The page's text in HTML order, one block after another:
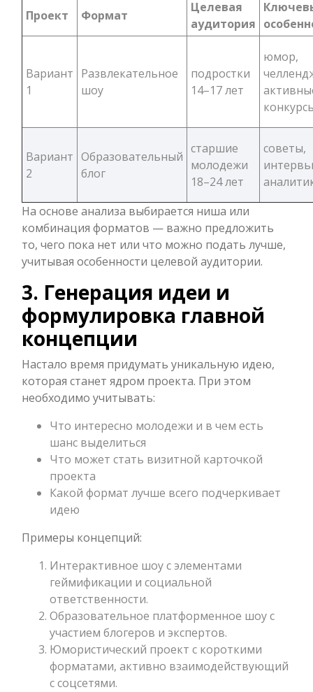
Проект Формат
Целевая
аудитория
Вариант
1
Развлекательное
шоу
подростки
14–17 лет
юмор,
Вариант
2
Образовательный
блог
старшие
молодежи
18–24 лет
советы,
На основе анализа выбирается ниша или
комбинация форматов — важно предложить
то, чего пока нет или что можно подать лучше,
учитывая особенности целевой аудитории.
3. Генерация идеи и
формулировка главной
концепции
Настало время придумать уникальную идею,
которая станет ядром проекта. При этом
необходимо учитывать:
Что интересно молодежи и в чем есть
шанс выделиться
Что может стать визитной карточкой
проекта
Какой формат лучше всего подчеркивает
идею
Примеры концепций:
Интерактивное шоу с элементами
геймификации и социальной
ответственности.
Образовательное платформенное шоу с
участием блогеров и экспертов.
Юмористический проект с короткими
форматами, активно взаимодействующий
с соцсетями.